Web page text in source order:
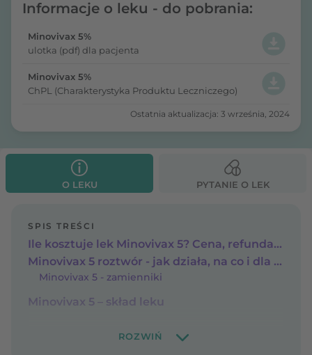
Informacje o leku - do pobrania:
Minovivax 5%
ulotka (pdf) dla pacjenta
Minovivax 5%
ChPL (Charakterystyka Produktu Leczniczego)
Ostatnia aktualizacja: 3 września, 2024
O LEKU PYTANIE O LEK
SPIS TREŚCI
Ile kosztuje lek Minovivax 5? Cena, refundacja
Minovivax 5 roztwór - jak działa, na co i dla kogo?
Minovivax 5 - zamienniki
Minovivax 5 – skład leku